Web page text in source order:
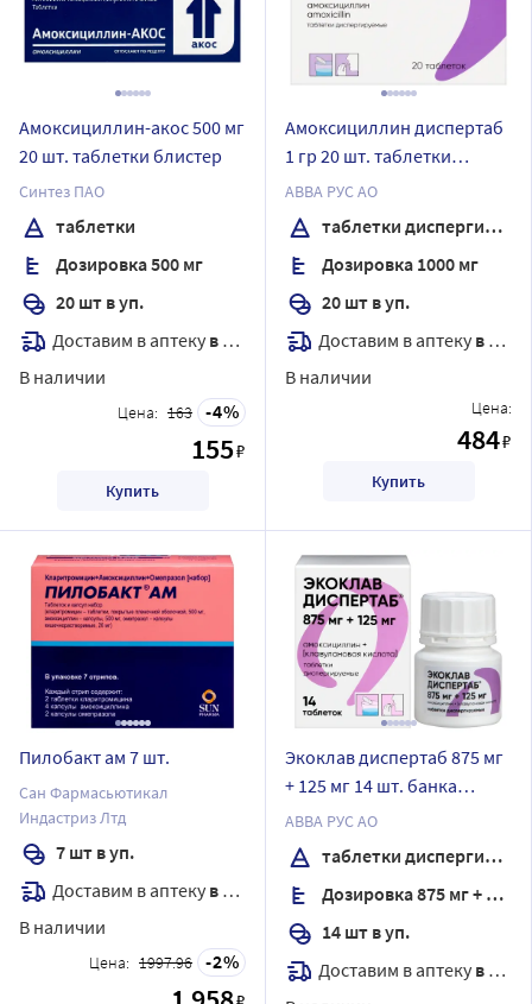
Амоксициллин-акос 500 мг
20 шт. таблетки блистер
Синтез ПАО
таблетки
Дозировка 500 мг
20 шт в уп.
Доставим в аптеку в течение 7 дней
В наличии
Цена: 163 4
155₽
Купить
Амоксициллин диспертаб
1 гр 20 шт. таблетки
диспергируемые
АВВА РУС АО
таблетки диспергируемые
Дозировка 1000 мг
20 шт в уп.
Доставим в аптеку в течение 7 дней
В наличии
Цена:
484₽
Купить
Пилобакт ам 7 шт.
Сан Фармасьютикал
Индастриз Лтд
7 шт в уп.
Доставим в аптеку в течение 7 дней
В наличии
Цена: 1997.96 2
Экоклав диспертаб 875 мг
+ 125 мг 14 шт. банка
таблетки диспергируемые
АВВА РУС АО
таблетки диспергируемые
Дозировка 875 мг + 125 мг
14 шт в уп.
Доставим в аптеку в течение 7 дней